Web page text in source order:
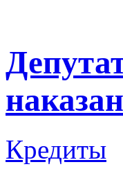
Кредиты